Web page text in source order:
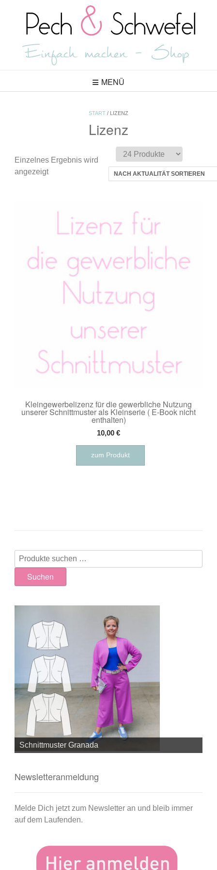
MENÜ
START / LIZENZ
Lizenz
Einzelnes Ergebnis wird
angezeigt
Kleingewerbelizenz für die gewerbliche Nutzung
unserer Schnittmuster als Kleinserie ( E-Book nicht
enthalten)
10,00 €
zum Produkt
Suchen
nach:
Suchen
Schnittmuster Granada
Newsletteranmeldung
Melde Dich jetzt zum Newsletter an und bleib immer
auf dem Laufenden.